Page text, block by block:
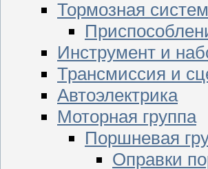
Тормозная
Инструмент и
Трансмиссия и
Автоэлектрика
Моторная группа
Поршневая
Оправки